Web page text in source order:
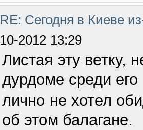
RE: Сегодня в Киеве
10-2012 13:29
Листая эту ветку,
дурдоме среди его
лично не хотел
об этом балагане.